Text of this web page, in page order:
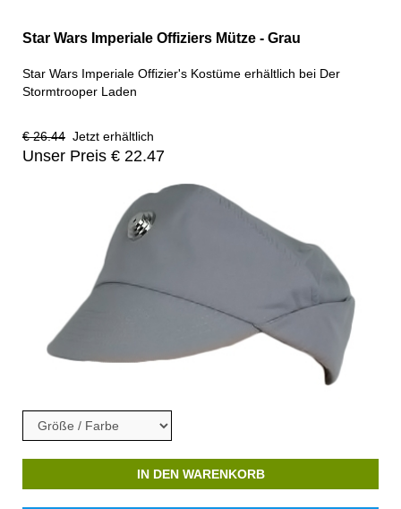
Star Wars Imperiale Offiziers Mütze - Grau
Star Wars Imperiale Offizier's Kostüme erhältlich bei Der
Stormtrooper Laden
€ 26.44 Jetzt erhältlich
Unser Preis € 22.47
IN DEN WARENKORB